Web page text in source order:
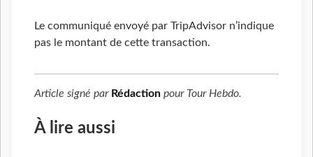
Le communiqué envoyé par TripAdvisor n’indique
pas le montant de cette transaction.
Article signé par Rédaction pour Tour Hebdo.
À lire aussi